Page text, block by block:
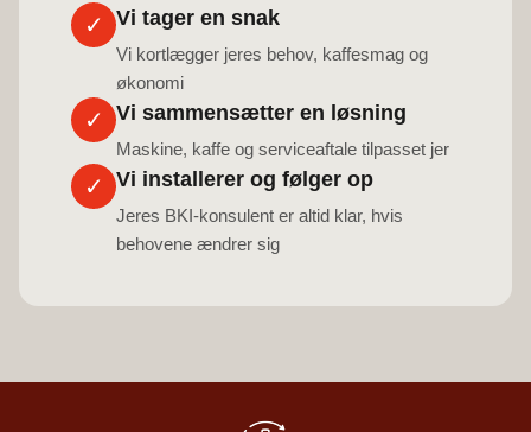
✓ Vi tager en snak
Vi kortlægger jeres behov, kaffesmag og
økonomi
✓ Vi sammensætter en løsning
Maskine, kaffe og serviceaftale tilpasset jer
✓ Vi installerer og følger op
Jeres BKI-konsulent er altid klar, hvis
behovene ændrer sig